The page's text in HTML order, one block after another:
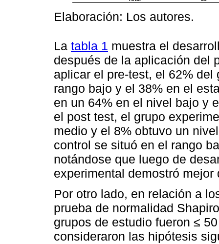
Elaboración: Los autores.
La tabla 1 muestra el
después de la aplicación del
aplicar el pre-test, el 62%
rango bajo y el 38% en el
en un 64% en el nivel bajo y
el post test, el grupo
medio y el 8% obtuvo un
control se situó en el rango
notándose que luego de
experimental demostró mejor
Por otro lado, en relación a
prueba de normalidad
grupos de estudio fueron ≤
consideraron las hipótesis